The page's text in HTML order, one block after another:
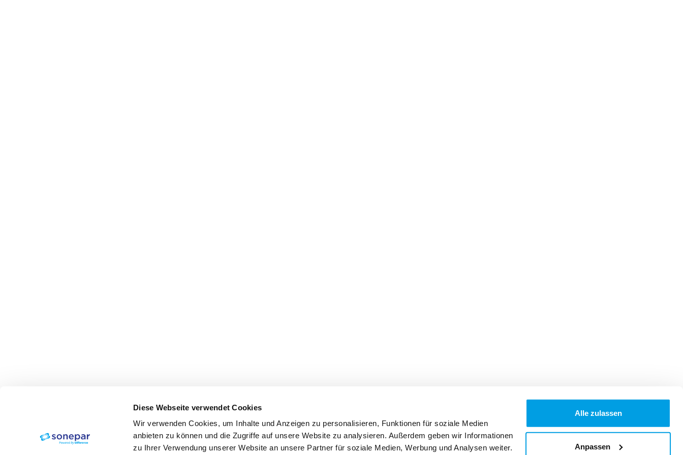
Diese Webseite verwendet Cookies
Wir verwenden Cookies, um Inhalte und Anzeigen zu personalisieren, Funktionen für soziale Medien
anbieten zu können und die Zugriffe auf unsere Website zu analysieren. Außerdem geben wir Informationen
zu Ihrer Verwendung unserer Website an unsere Partner für soziale Medien, Werbung und Analysen weiter.
Alle zulassen
Anpassen